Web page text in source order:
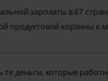
зарплаты в 67
продуктовой корзины к
те деньги, которые